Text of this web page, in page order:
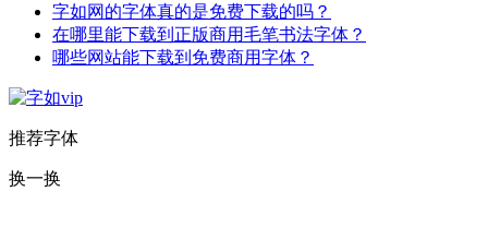
字如网的字体真的是免费下载的吗？
在哪里能下载到正版商用毛笔书法字体？
哪些网站能下载到免费商用字体？
推荐字体
换一换